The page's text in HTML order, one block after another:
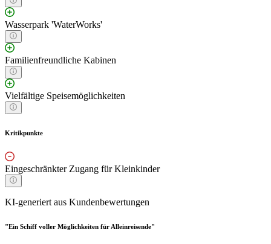
Wasserpark 'WaterWorks'
Familienfreundliche Kabinen
Vielfältige Speisemöglichkeiten
Kritikpunkte
Eingeschränkter Zugang für Kleinkinder
KI-generiert aus Kundenbewertungen
"Ein Schiff voller Möglichkeiten für Alleinreisende"